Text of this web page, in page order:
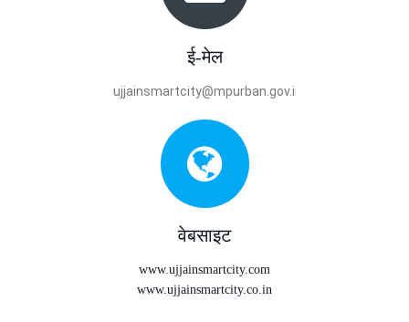
ई-मेल
ujjainsmartcity@mpurban.gov.in
वेबसाइट
www.ujjainsmartcity.com
www.ujjainsmartcity.co.in